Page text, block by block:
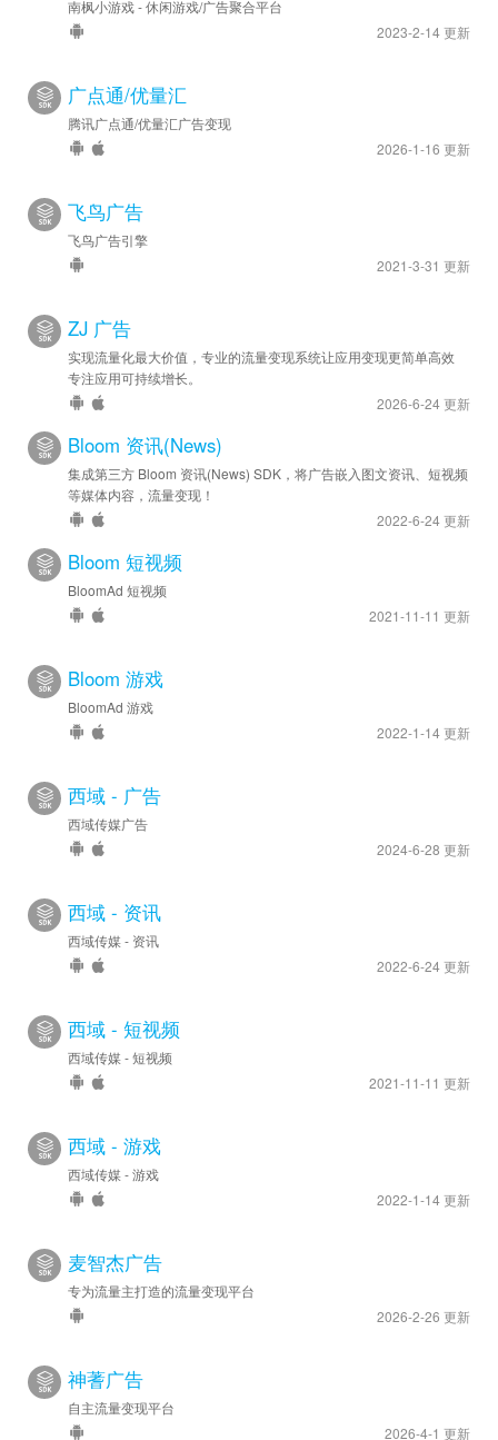
南枫小游戏 - 休闲游戏/广告聚合平台
2023-2-14 更新
广点通/优量汇
腾讯广点通/优量汇广告变现
2026-1-16 更新
飞鸟广告
飞鸟广告引擎
2021-3-31 更新
ZJ 广告
实现流量化最大价值，专业的流量变现系统让应用变现更简单高效
专注应用可持续增长。
2026-6-24 更新
Bloom 资讯(News)
集成第三方 Bloom 资讯(News) SDK，将广告嵌入图文资讯、短视频
等媒体内容，流量变现！
2022-6-24 更新
Bloom 短视频
BloomAd 短视频
2021-11-11 更新
Bloom 游戏
BloomAd 游戏
2022-1-14 更新
西域 - 广告
西域传媒广告
2024-6-28 更新
西域 - 资讯
西域传媒 - 资讯
2022-6-24 更新
西域 - 短视频
西域传媒 - 短视频
2021-11-11 更新
西域 - 游戏
西域传媒 - 游戏
2022-1-14 更新
麦智杰广告
专为流量主打造的流量变现平台
2026-2-26 更新
神蓍广告
自主流量变现平台
2026-4-1 更新